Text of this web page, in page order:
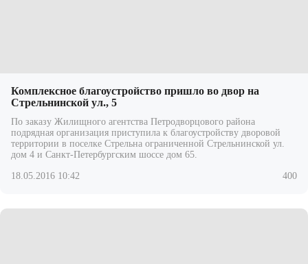
Комплексное благоустройство пришло во двор на
Стрельнинской ул., 5
По заказу Жилищного агентства Петродворцового района
подрядная организация приступила к благоустройству дворовой
территории в поселке Стрельна ограниченной Стрельнинской ул.
дом 4 и Санкт-Петербургским шоссе дом 65.
18.05.2016 10:42 400